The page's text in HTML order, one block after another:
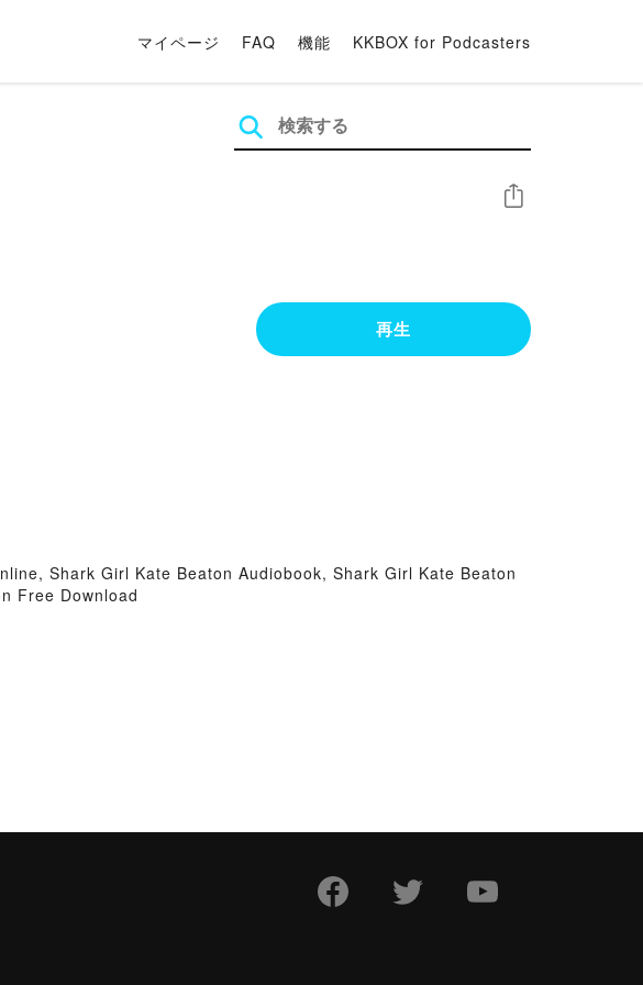
マイページ FAQ 機能 KKBOX for Podcasters
シェア
再生
Shark Girl Kate Beaton Audiobook, Shark Girl Kate Beaton
Free Download